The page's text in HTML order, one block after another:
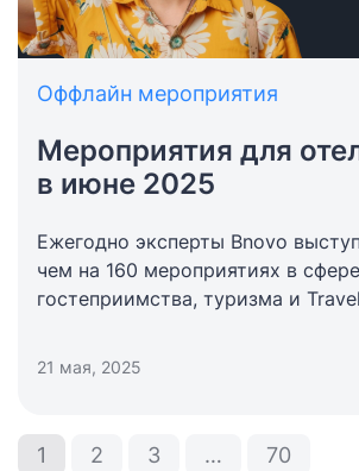
Оффлайн мероприятия
Мероприятия для
в июне 2025
Ежегодно эксперты Bnovo
чем на 160 мероприятиях в
гостеприимства, туризма и
с помощью дайджеста
для отельеров.
21 мая, 2025
1 2 3 … 70